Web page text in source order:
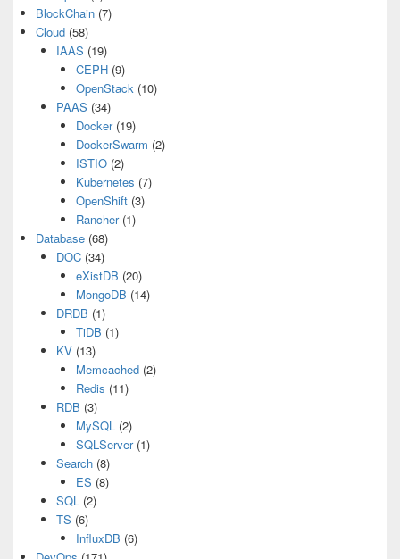
BlockChain (7)
Cloud (58)
IAAS (19)
CEPH (9)
OpenStack (10)
PAAS (34)
Docker(19)
DockerSwarm (2)
ISTIO (2)
Kubernetes (7)
OpenShift (3)
Rancher(1)
Database (68)
DOC(34)
eXistDB (20)
MongoDB (14)
DRDB (1)
TiDB (1)
KV(13)
Memcached (2)
Redis (11)
RDB (3)
MySQL (2)
SQLServer(1)
Search(8)
ES (8)
SQL(2)
TS (6)
InfluxDB (6)